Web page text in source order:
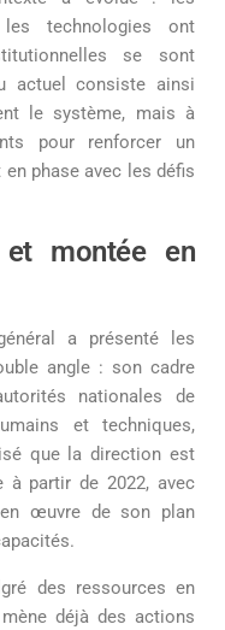
technologies ont
se sont
actuel consiste ainsi
le système, mais à
pour renforcer un
phase avec les défis
et montée en
a présenté les
angle : son cadre
nationales de
et techniques,
que la direction est
à partir de 2022, avec
œuvre de son plan
des ressources en
déjà des actions